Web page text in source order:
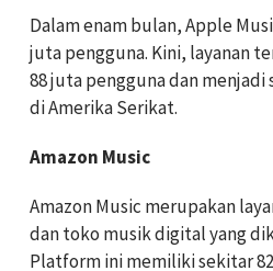
Dalam enam bulan, Apple
juta pengguna. Kini, layanan
88 juta pengguna dan menjadi
di Amerika Serikat.
Amazon Music
Amazon Music merupakan
dan toko musik digital yang
Platform ini memiliki sekitar